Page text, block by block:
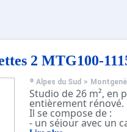
2 MTG100-
Alpes du Sud >
Studio de 26 m², en
entièrement rénové.
Il se compose de :
- un séjour avec un